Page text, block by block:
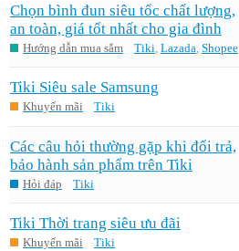
Chọn bình đun siêu tốc chất lượng,
an toàn, giá tốt nhất cho gia đình
Hướng dẫn mua sắm Tiki, Lazada, Shopee
Tiki Siêu sale Samsung
Khuyến mãi Tiki
Các câu hỏi thường gặp khi đổi trả,
bảo hành sản phẩm trên Tiki
Hỏi đáp Tiki
Tiki Thời trang siêu ưu đãi
Khuyến mãi Tiki